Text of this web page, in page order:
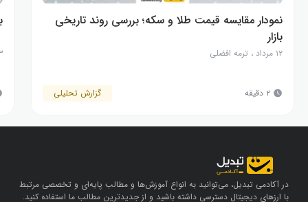
نمودار مقایسه قیمت طلا و سکه؛ بررسی روند تاریخی
بازار
۱۲ مرداد ، ترمه افضلی
۲ دقیقه گزارش تحلیلی
۳
در آکادمی تبدیل، می‌توانید به انواع آموزش‌ها و مطالب پایه‌ای و تخصصی مرتبط
با ارزهای دیجیتال دسترسی داشته باشید و از جدیدترین مطالب ما استفاده کنید.